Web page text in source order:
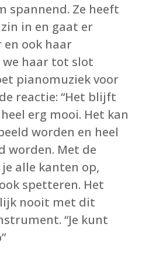
spannend. Ze heeft
in en gaat er
en ook haar
we haar tot slot
pianomuziek voor
reactie: “Het blijft
erg mooi. Het kan
worden en heel
worden. Met de
alle kanten op,
spetteren. Het
nooit met dit
“Je kunt